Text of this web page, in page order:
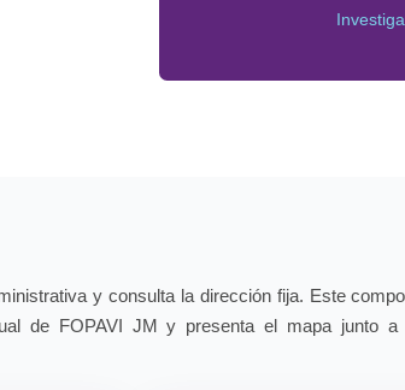
y consulta la dirección fija. Este
de FOPAVI JM y presenta el mapa junto a